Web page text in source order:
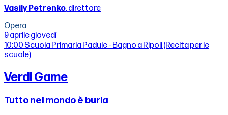
Vasily Petrenko, direttore
Opera
9 aprilegiovedì
10:00 Scuola Primaria Padule - Bagno a Ripoli (Recita per le
scuole)
Verdi Game
Tutto nel mondo è burla